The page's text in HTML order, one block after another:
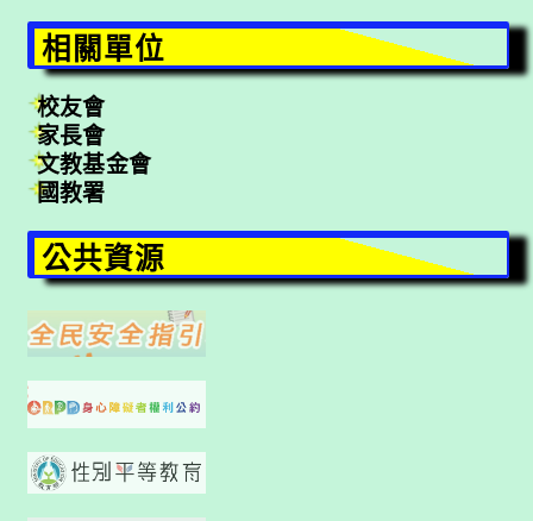
相關單位
校友會
家長會
文教基金會
國教署
公共資源